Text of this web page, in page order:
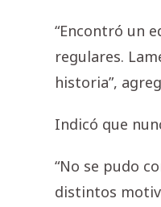
“Encontró un
regulares.
historia”,
Indicó que
“No se pudo
distintos